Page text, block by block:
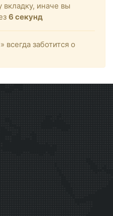
вкладку, иначе вы
6 секунд
заботится о